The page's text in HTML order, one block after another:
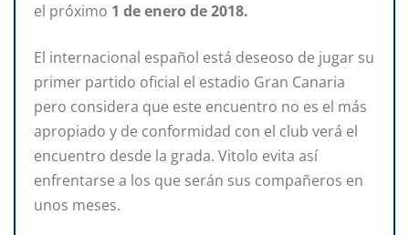
el próximo 1 de enero de 2018.
El internacional español está deseoso de jugar su
primer partido oficial el estadio Gran Canaria
pero considera que este encuentro no es el más
apropiado y de conformidad con el club verá el
encuentro desde la grada. Vitolo evita así
enfrentarse a los que serán sus compañeros en
unos meses.